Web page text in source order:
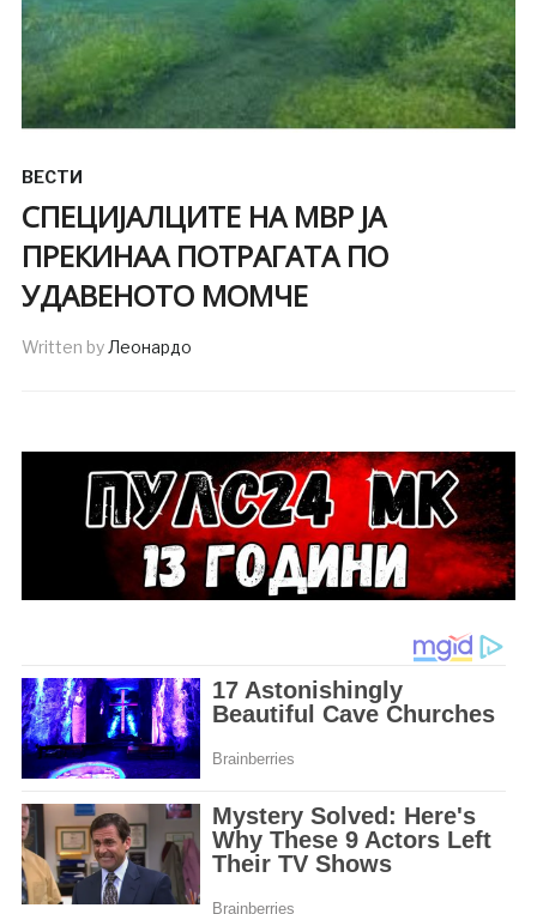
ВЕСТИ
СПЕЦИЈАЛЦИТЕ НА МВР ЈА
ПРЕКИНАА ПОТРАГАТА ПО
УДАВЕНОТО МОМЧЕ
Written byЛеонардо